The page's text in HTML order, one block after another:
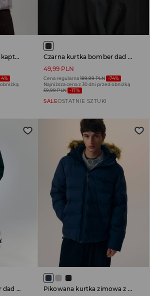
Pikowana kamizelka z kapturem acid wash
obniżką
Czarna kurtka bomber dad fit z kołnierzykiem
49,99 PLN
Cena regularna189,99 PLN -74%
Najniższa cena z 30 dni przed obniżką
59,99 PLN -17%
SALEOSTATNIE SZTUKI
Czarna kurtka bomber dad fit z kołnierzykiem
Pikowana kurtka zimowa z kapturem odpinanym futerkiem granatowa